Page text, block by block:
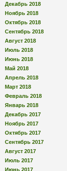
Декабрь 2018
Ноябрь 2018
Октябрь 2018
Сентябрь 2018
Август 2018
Июль 2018
Июнь 2018
Май 2018
Апрель 2018
Март 2018
Февраль 2018
Январь 2018
Декабрь 2017
Ноябрь 2017
Октябрь 2017
Сентябрь 2017
Август 2017
Июль 2017
Июнь 2017